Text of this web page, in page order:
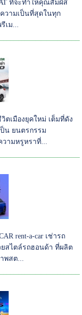
AT ที่จะทำให้คุณสัมผัส
วามเป็นที่สุดในทุก
เม...
ตเมืองยุคใหม่ เต็มที่ดัง
ป็น ยนตรกรรม
ามหรูหราที่...
rent-a-car เช่ารถ
ยสไตล์รถฮอนด้า ที่ผลิต
พสต...